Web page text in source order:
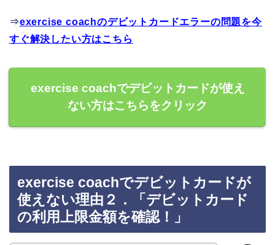
⇒exercise coachのデビットカードエラーの問題を今
すぐ解決したい方はこちら
exercise coachでデビットカードが使え
ない方はこちらをクリック
exercise coachでデビットカードが
使えない理由２．「デビットカード
の利用上限金額を確認！」